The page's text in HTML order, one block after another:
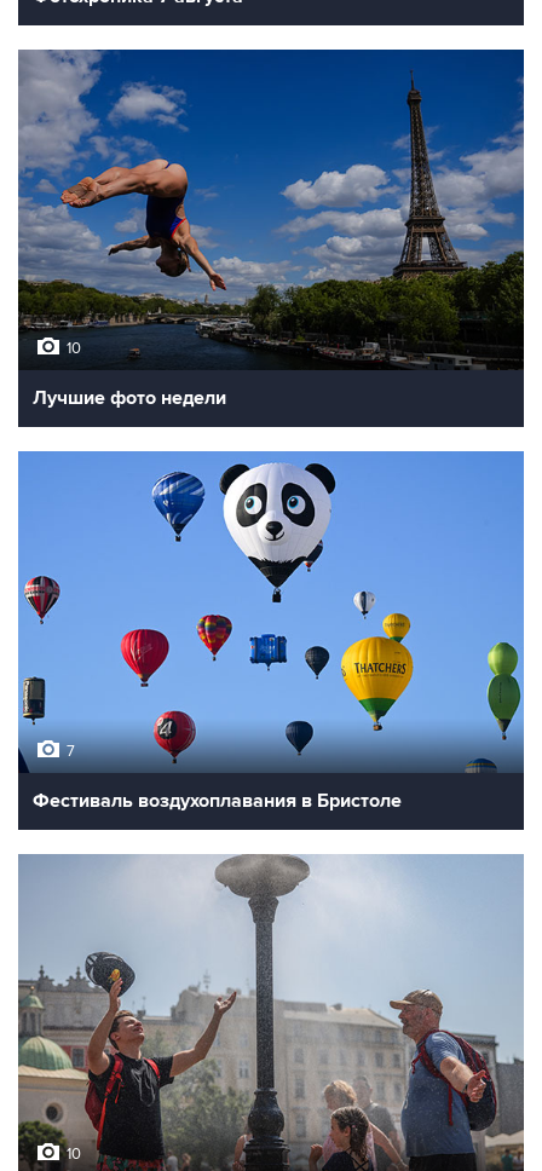
10
Лучшие фото недели
7
Фестиваль воздухоплавания в Бристоле
10